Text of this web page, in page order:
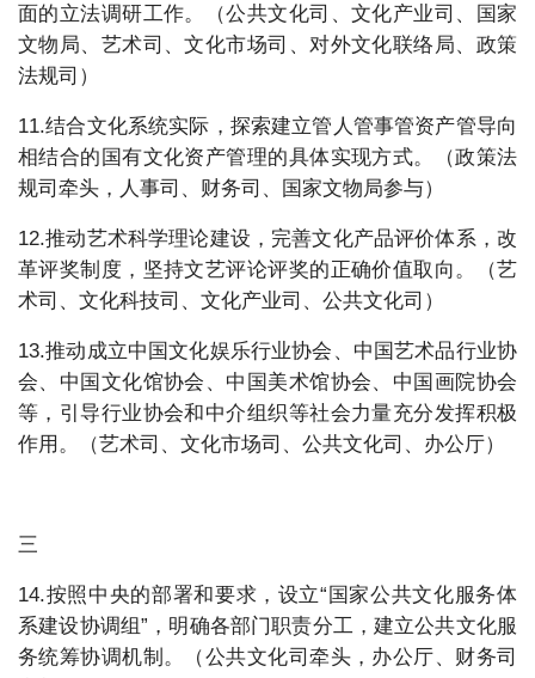
面的立法调研工作。（公共文化司、文化产业司、国家
文物局、艺术司、文化市场司、对外文化联络局、政策
法规司）
11.结合文化系统实际，探索建立管人管事管资产管导向
相结合的国有文化资产管理的具体实现方式。（政策法
规司牵头，人事司、财务司、国家文物局参与）
12.推动艺术科学理论建设，完善文化产品评价体系，改
革评奖制度，坚持文艺评论评奖的正确价值取向。（艺
术司、文化科技司、文化产业司、公共文化司）
13.推动成立中国文化娱乐行业协会、中国艺术品行业协
会、中国文化馆协会、中国美术馆协会、中国画院协会
等，引导行业协会和中介组织等社会力量充分发挥积极
作用。（艺术司、文化市场司、公共文化司、办公厅）
三
14.按照中央的部署和要求，设立“国家公共文化服务体
系建设协调组”，明确各部门职责分工，建立公共文化服
务统筹协调机制。（公共文化司牵头，办公厅、财务司